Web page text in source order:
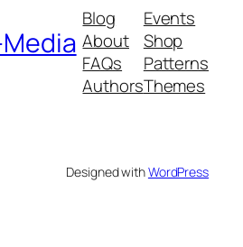
Blog
About
FAQs
Authors
Events
Shop
Patterns
Themes
Designed withWordPress